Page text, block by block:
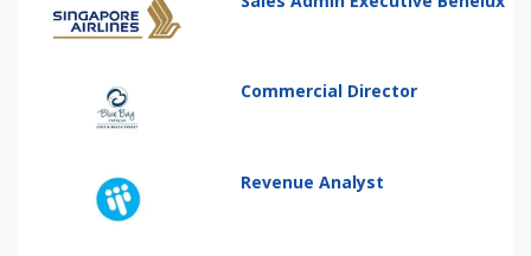
Commercial Director
Revenue Analyst